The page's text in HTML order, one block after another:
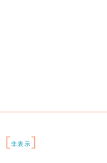
[非表示]